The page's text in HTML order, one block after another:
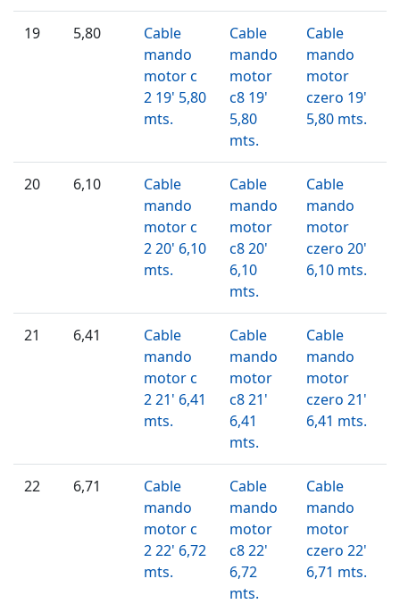
19 5,80
Cable
mando
motor c
2 19' 5,80
mts.
Cable
mando
motor
c8 19'
5,80
mts.
Cable
mando
motor
czero 19'
5,80 mts.
20 6,10
Cable
mando
motor c
2 20' 6,10
mts.
Cable
mando
motor
c8 20'
6,10
mts.
Cable
mando
motor
czero 20'
6,10 mts.
21 6,41
Cable
mando
motor c
2 21' 6,41
mts.
Cable
mando
motor
c8 21'
6,41
mts.
Cable
mando
motor
czero 21'
6,41 mts.
22 6,71
Cable
mando
motor c
2 22' 6,72
mts.
Cable
mando
motor
c8 22'
6,72
mts.
Cable
mando
motor
czero 22'
6,71 mts.